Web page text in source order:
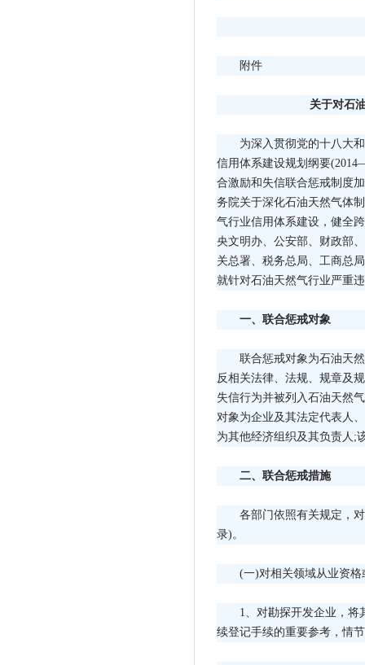
附件
关于对石
为深入贯彻党的十八大
信用体系建设规划纲要
合激励和失信联合惩戒制度
务院关于深化石油天然气体
气行业信用体系建设，健全
央文明办、公安部、财政部
关总署、税务总局、工商总
就针对石油天然气行业严重
一、联合惩戒对象
联合惩戒对象为石油天
反相关法律、法规、规章及
失信行为并被列入石油天然
对象为企业及其法定代表人
为其他经济组织及其负责人;
二、联合惩戒措施
各部门依照有关规定，
录)。
(一)对相关领域从业资格
1、对勘探开发企业，将
续登记手续的重要参考，情